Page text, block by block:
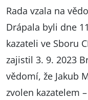
Rada vzala na
Drápala byli dne
kazateli ve Sboru
zajistil 3. 9. 2023
vědomí, že Jakub
zvolen kazatelem